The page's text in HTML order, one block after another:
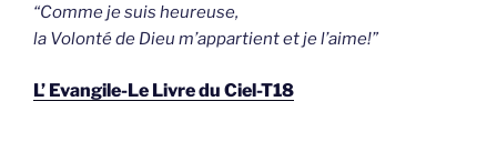
“Comme je suis heureuse,
la Volonté de Dieu m’appartient et je l’aime!”
L’ Evangile-Le Livre du Ciel-T18